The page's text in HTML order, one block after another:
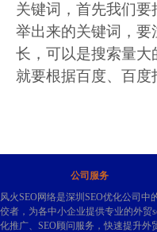
关键词，首先我们
举出来的关键词，
长，可以是搜索量
就要根据百度、百
公司服务
风火SEO网络是深圳SEO优化公司中
佼者，为各中小企业提供专业的外贸
化推广、SEO顾问服务，快速提升外